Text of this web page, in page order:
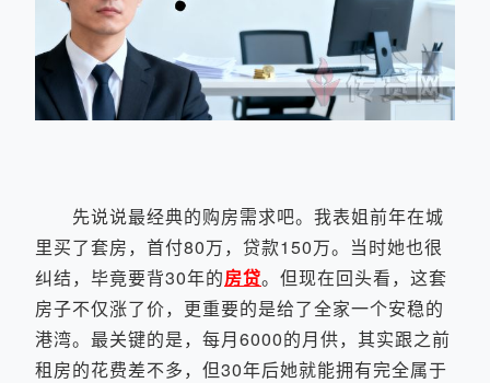
先说说最经典的购房需求吧。我表姐前年在城
里买了套房，首付80万，贷款150万。当时她也很
纠结，毕竟要背30年的房贷。但现在回头看，这套
房子不仅涨了价，更重要的是给了全家一个安稳的
港湾。最关键的是，每月6000的月供，其实跟之前
租房的花费差不多，但30年后她就能拥有完全属于